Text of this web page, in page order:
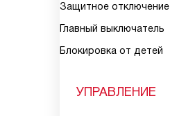
Защитное отключение
Главный выключатель
Блокировка от детей
УПРАВЛЕНИЕ